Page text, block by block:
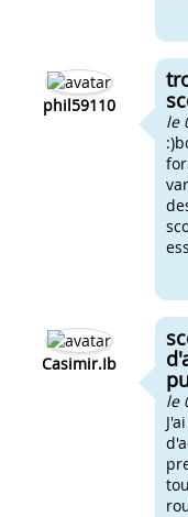
phil59110
le
Casimir.Ib
le